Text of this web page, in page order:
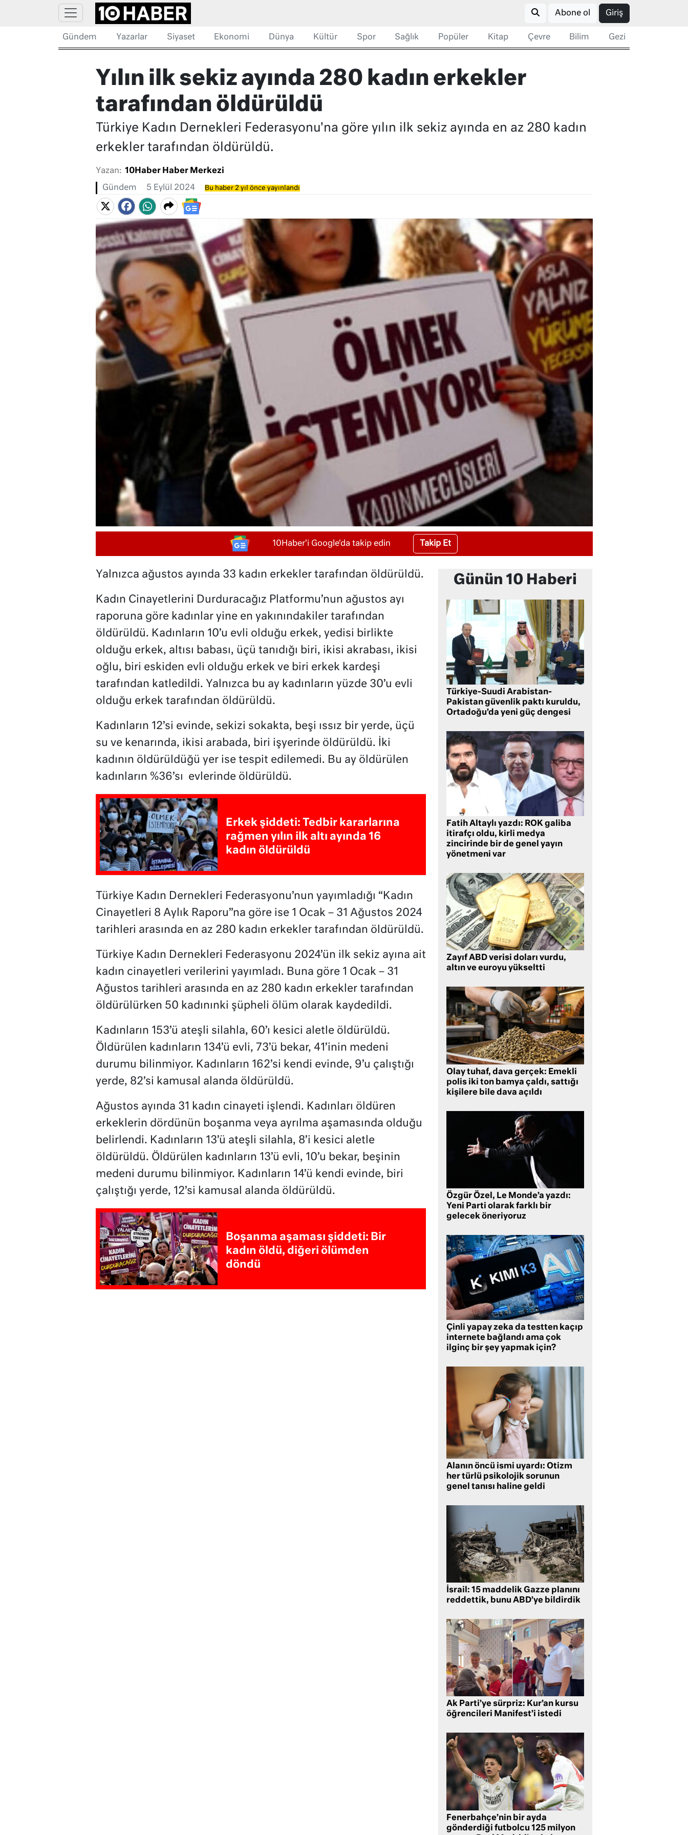
Abone ol Giriş
Gündem Yazarlar Siyaset Ekonomi Dünya Kültür Spor Sağlık Popüler Kitap Çevre Bilim Gezi
Yılın ilk sekiz ayında 280 kadın erkekler
tarafından öldürüldü
Türkiye Kadın Dernekleri Federasyonu'na göre yılın ilk sekiz ayında en az 280 kadın
erkekler tarafından öldürüldü.
Yazan: 10Haber Haber Merkezi
Gündem 5 Eylül 2024 Bu haber 2 yıl önce yayınlandı
10Haber'i Google'da takip edin Takip Et
Yalnızca ağustos ayında 33 kadın erkekler tarafından öldürüldü.
Kadın Cinayetlerini Durduracağız Platformu’nun ağustos ayı
raporuna göre kadınlar yine en yakınındakiler tarafından
öldürüldü. Kadınların 10’u evli olduğu erkek, yedisi birlikte
olduğu erkek, altısı babası, üçü tanıdığı biri, ikisi akrabası, ikisi
oğlu, biri eskiden evli olduğu erkek ve biri erkek kardeşi
tarafından katledildi. Yalnızca bu ay kadınların yüzde 30’u evli
olduğu erkek tarafından öldürüldü.
Kadınların 12’si evinde, sekizi sokakta, beşi ıssız bir yerde, üçü
su ve kenarında, ikisi arabada, biri işyerinde öldürüldü. İki
kadının öldürüldüğü yer ise tespit edilemedi. Bu ay öldürülen
kadınların %36’sı evlerinde öldürüldü.
Erkek şiddeti: Tedbir kararlarına
rağmen yılın ilk altı ayında 16
kadın öldürüldü
Türkiye Kadın Dernekleri Federasyonu’nun yayımladığı “Kadın
Cinayetleri 8 Aylık Raporu”na göre ise 1 Ocak – 31 Ağustos 2024
tarihleri arasında en az 280 kadın erkekler tarafından öldürüldü.
Türkiye Kadın Dernekleri Federasyonu 2024’ün ilk sekiz ayına ait
kadın cinayetleri verilerini yayımladı. Buna göre 1 Ocak – 31
Ağustos tarihleri arasında en az 280 kadın erkekler tarafından
öldürülürken 50 kadınınki şüpheli ölüm olarak kaydedildi.
Kadınların 153’ü ateşli silahla, 60’ı kesici aletle öldürüldü.
Öldürülen kadınların 134’ü evli, 73’ü bekar, 41’inin medeni
durumu bilinmiyor. Kadınların 162’si kendi evinde, 9’u çalıştığı
yerde, 82’si kamusal alanda öldürüldü.
Ağustos ayında 31 kadın cinayeti işlendi. Kadınları öldüren
erkeklerin dördünün boşanma veya ayrılma aşamasında olduğu
belirlendi. Kadınların 13’ü ateşli silahla, 8’i kesici aletle
öldürüldü. Öldürülen kadınların 13’ü evli, 10’u bekar, beşinin
medeni durumu bilinmiyor. Kadınların 14’ü kendi evinde, biri
çalıştığı yerde, 12’si kamusal alanda öldürüldü.
Boşanma aşaması şiddeti: Bir
kadın öldü, diğeri ölümden
döndü
Günün 10 Haberi
Türkiye-Suudi Arabistan-
Pakistan güvenlik paktı kuruldu,
Ortadoğu’da yeni güç dengesi
Fatih Altaylı yazdı: ROK galiba
itirafçı oldu, kirli medya
zincirinde bir de genel yayın
yönetmeni var
Zayıf ABD verisi doları vurdu,
altın ve euroyu yükseltti
Olay tuhaf, dava gerçek: Emekli
polis iki ton bamya çaldı, sattığı
kişilere bile dava açıldı
Özgür Özel, Le Monde’a yazdı:
Yeni Parti olarak farklı bir
gelecek öneriyoruz
Çinli yapay zeka da testten kaçıp
internete bağlandı ama çok
ilginç bir şey yapmak için?
Alanın öncü ismi uyardı: Otizm
her türlü psikolojik sorunun
genel tanısı haline geldi
İsrail: 15 maddelik Gazze planını
reddettik, bunu ABD’ye bildirdik
Ak Parti’ye sürpriz: Kur’an kursu
öğrencileri Manifest’i istedi
Fenerbahçe’nin bir ayda
gönderdiği futbolcu 125 milyon